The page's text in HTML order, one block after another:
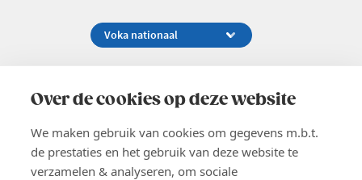
Over de cookies op deze website
We maken gebruik van cookies om gegevens m.b.t.
de prestaties en het gebruik van deze website te
verzamelen & analyseren, om sociale
02 229 81 11